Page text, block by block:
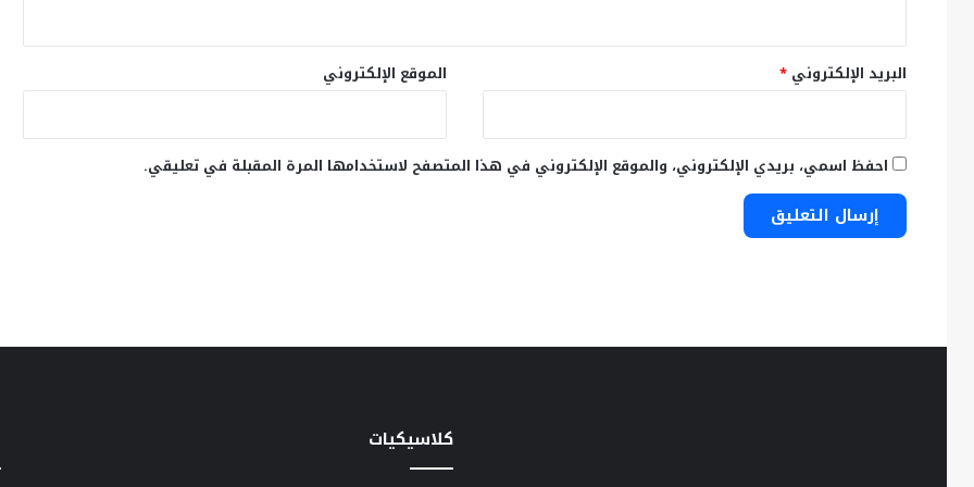
البريد الإلكتروني * الموقع الإلكتروني
احفظ اسمي، بريدي الإلكتروني، والموقع الإلكتروني في هذا المتصفح لاستخدامها المرة المقبلة في تعليقي.
كلاسيكيات